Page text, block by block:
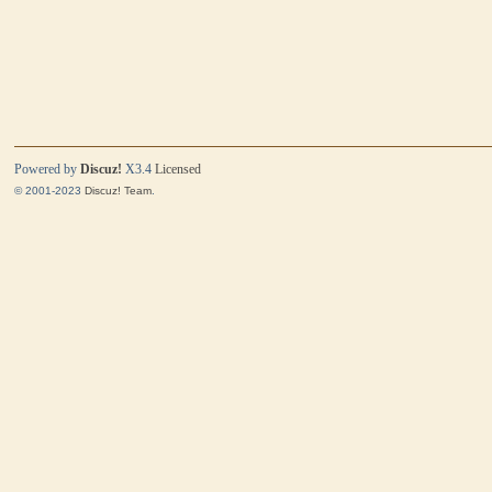
Powered byDiscuz! X3.4 Licensed
© 2001-2023Discuz! Team